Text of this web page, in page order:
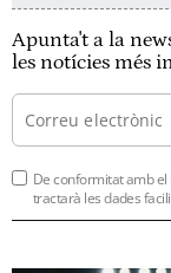
Apunta't a la
les notícies més
De conformitat amb el
tractarà les dades